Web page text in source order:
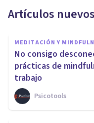
Artículos nuevos
MEDITACIÓN Y
No consigo
prácticas de
trabajo
Psicotools